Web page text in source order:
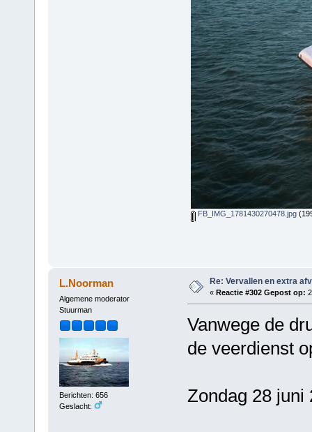
FB_IMG_1781430270478.jpg
L.Noorman
Algemene moderator
Stuurman
Berichten: 656
Geslacht:
Re: Vervallen en extra
« Reactie #302 Gepost op:
Vanwege de
de veerdienst
Zondag 28 juni